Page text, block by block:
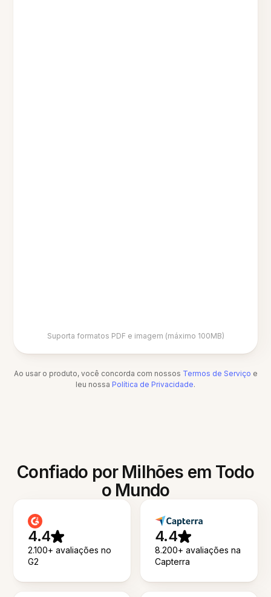
Suporta formatos PDF e imagem (máximo 100MB)
Ao usar o produto, você concorda com nossos Termos de Serviço e
leu nossa Política de Privacidade.
Confiado por Milhões em Todo
o Mundo
4.4
2.100+ avaliações no
G2
4.4
8.200+ avaliações na
Capterra